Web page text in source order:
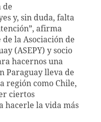
de
y, sin duda, falta
afirma
la Asociación de
(ASEPY) y socio
hacernos una
Paraguay lleva de
región como Chile,
ciertos
hacerle la vida más